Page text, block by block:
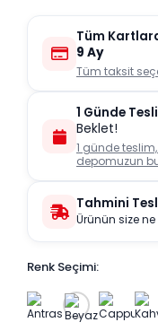
Tüm
9 Ay
Tüm taksit
1 Günde
Beklet!
1 günde
depomuzun
Tahmini
Ürünün size
Renk Seçimi: